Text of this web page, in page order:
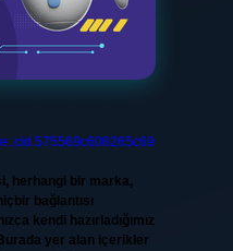
herhangi bir marka,
bağlantısı
kendi hazırladığımız
yer alan içerikler